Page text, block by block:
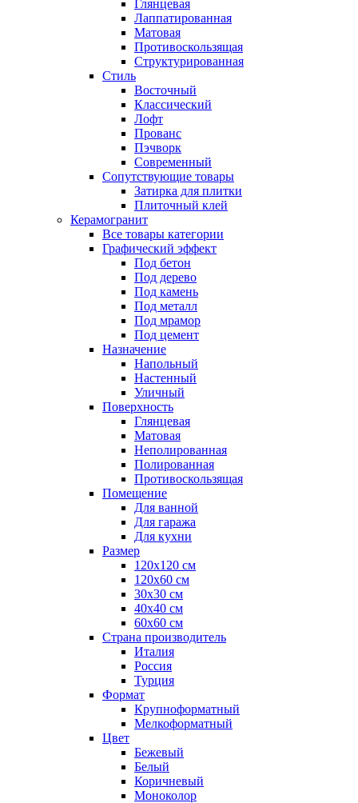
Глянцевая
Лаппатированная
Матовая
Противоскользящая
Структурированная
Стиль
Восточный
Классический
Лофт
Прованс
Пэчворк
Современный
Сопутствующие товары
Затирка для плитки
Плиточный клей
Керамогранит
Все товары категории
Графический эффект
Под бетон
Под дерево
Под камень
Под металл
Под мрамор
Под цемент
Назначение
Напольный
Настенный
Уличный
Поверхность
Глянцевая
Матовая
Неполированная
Полированная
Противоскользящая
Помещение
Для ванной
Для гаража
Для кухни
Размер
120x120 см
120x60 см
30x30 см
40x40 см
60x60 см
Страна производитель
Италия
Россия
Турция
Формат
Крупноформатный
Мелкоформатный
Цвет
Бежевый
Белый
Коричневый
Моноколор